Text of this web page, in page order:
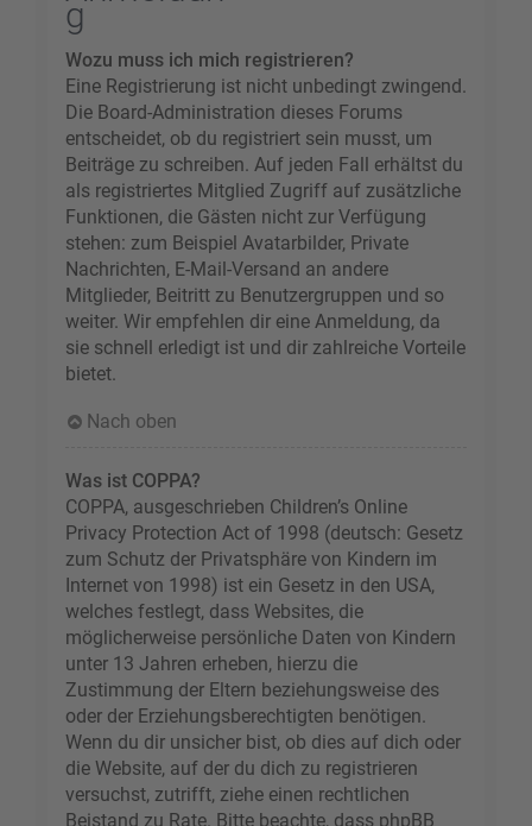
g
Wozu muss ich mich registrieren?
Eine Registrierung ist nicht unbedingt zwingend.
Die Board-Administration dieses Forums
entscheidet, ob du registriert sein musst, um
Beiträge zu schreiben. Auf jeden Fall erhältst du
als registriertes Mitglied Zugriff auf zusätzliche
Funktionen, die Gästen nicht zur Verfügung
stehen: zum Beispiel Avatarbilder, Private
Nachrichten, E-Mail-Versand an andere
Mitglieder, Beitritt zu Benutzergruppen und so
weiter. Wir empfehlen dir eine Anmeldung, da
sie schnell erledigt ist und dir zahlreiche Vorteile
bietet.
Nach oben
Was ist COPPA?
COPPA, ausgeschrieben Children’s Online
Privacy Protection Act of 1998 (deutsch: Gesetz
zum Schutz der Privatsphäre von Kindern im
Internet von 1998) ist ein Gesetz in den USA,
welches festlegt, dass Websites, die
möglicherweise persönliche Daten von Kindern
unter 13 Jahren erheben, hierzu die
Zustimmung der Eltern beziehungsweise des
oder der Erziehungsberechtigten benötigen.
Wenn du dir unsicher bist, ob dies auf dich oder
die Website, auf der du dich zu registrieren
versuchst, zutrifft, ziehe einen rechtlichen
Beistand zu Rate. Bitte beachte, dass phpBB